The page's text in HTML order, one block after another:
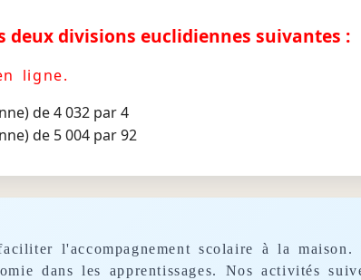
deux divisions euclidiennes suivantes :
ligne.
de 4 032 par 4
de 5 004 par 92
l'accompagnement scolaire à la
dans les apprentissages. Nos activités